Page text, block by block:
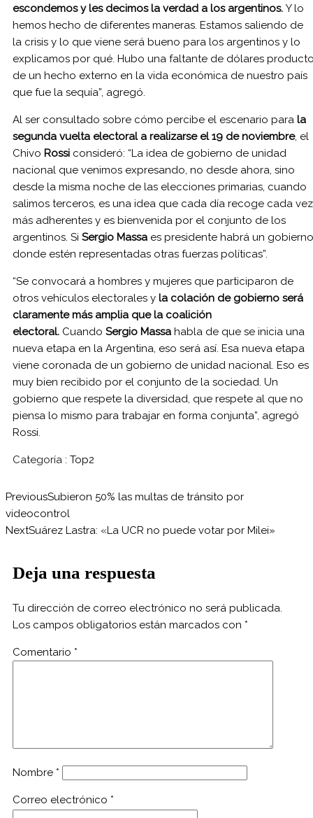
escondemos y les decimos la verdad a los argentinos. Y lo
hemos hecho de diferentes maneras. Estamos saliendo de
la crisis y lo que viene será bueno para los argentinos y lo
explicamos por qué. Hubo una faltante de dólares
de un hecho externo en la vida económica de nuestro país
que fue la sequía”, agregó.
Al ser consultado sobre cómo percibe el escenario para la
segunda vuelta electoral a realizarse el 19 de noviembre, el
Chivo Rossi consideró: “La idea de gobierno de unidad
nacional que venimos expresando, no desde ahora, sino
desde la misma noche de las elecciones primarias, cuando
salimos terceros, es una idea que cada día recoge cada vez
más adherentes y es bienvenida por el conjunto de los
argentinos. Si Sergio Massa es presidente habrá un gobierno
donde estén representadas otras fuerzas políticas”.
“Se convocará a hombres y mujeres que participaron de
otros vehículos electorales y la colación de gobierno será
claramente más amplia que la coalición
electoral. Cuando Sergio Massa habla de que se inicia una
nueva etapa en la Argentina, eso será así. Esa nueva etapa
viene coronada de un gobierno de unidad nacional. Eso es
muy bien recibido por el conjunto de la sociedad. Un
gobierno que respete la diversidad, que respete al que no
piensa lo mismo para trabajar en forma conjunta”, agregó
Rossi.
Categoría : Top2
PreviousSubieron 50% las multas de tránsito por
videocontrol
NextSuárez Lastra: «La UCR no puede votar por Milei»
Deja una respuesta
Tu dirección de correo electrónico no será publicada.
Los campos obligatorios están marcados con *
Comentario *
Nombre *
Correo electrónico *